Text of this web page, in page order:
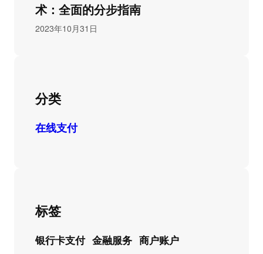
术：全面的分步指南
2023年10月31日
分类
在线支付
标签
银行卡支付 金融服务 商户账户